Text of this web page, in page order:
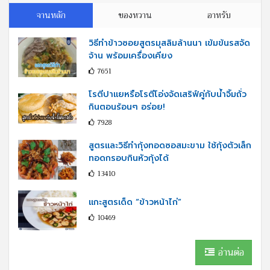
จานหลัก ของหวาน อาหรับ
วิธีทำข้าวซอยสูตรมุสลิมล้านนา เข้มข้นรสจัด
จ้าน พร้อมเครื่องเคียง
7651
โรตีปาแยหรือโรตีโอ่งจัดเสริฟ์คู่กับนํ้าจิ้มถั่ว
กินตอนร้อนๆ อร่อย!
7928
สูตรและวิธีทำกุ้งทอดซอสมะขาม ใช้กุ้งตัวเล็ก
ทอดกรอบกินหัวกุ้งได้
13410
แกะสูตรเด็ด “ข้าวหน้าไก่”
10469
อ่านต่อ